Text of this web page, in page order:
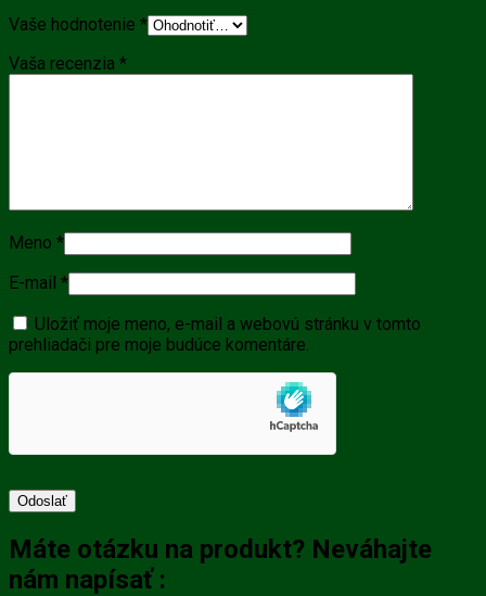
Vaše hodnotenie *
Vaša recenzia *
Meno *
E-mail *
Uložiť moje meno, e-mail a webovú stránku v tomto
prehliadači pre moje budúce komentáre.
Máte otázku na produkt? Neváhajte
nám napísať :